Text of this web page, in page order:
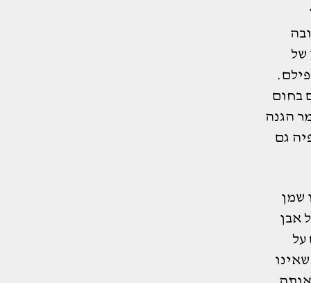
גובה
של
בחום
הגנה
גם
שמן
אבן
על